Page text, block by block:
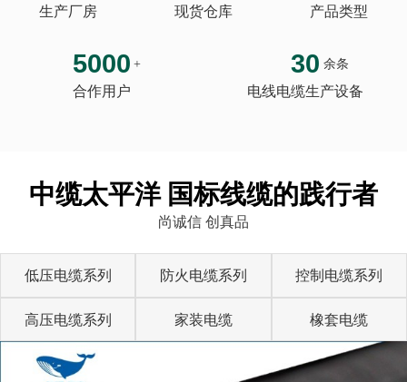
生产厂房 现货仓库 产品类型
5000 +
合作用户
30 余条
电线电缆生产设备
中缆太平洋 国标线缆的践行者
尚诚信 创真品
低压电缆系列 防火电缆系列 控制电缆系列
高压电缆系列 家装电缆 橡套电缆